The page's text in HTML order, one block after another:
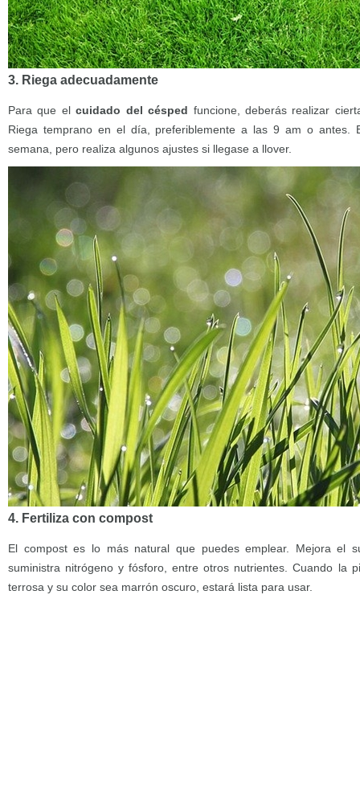
3. Riega adecuadamente
Para que elcuidado del césped funcione, deberás realizar
Riega temprano en el día, preferiblemente a las 9 am o antes.
semana, pero realiza algunos ajustes si llegase a llover.
4. Fertiliza con compost
El compost es lo más natural que puedes emplear. Mejora el
suministra nitrógeno y fósforo, entre otros nutrientes. Cuando la
terrosa y su color sea marrón oscuro, estará lista para usar.